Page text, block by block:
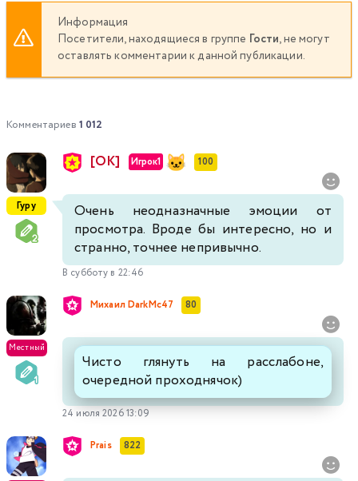
Информация
Посетители, находящиеся в группе Гости, не могут
оставлять комментарии к данной публикации.
Комментариев 1 012
Гуру
[ОК] Игрок1 100
Очень неодназначные эмоции от
просмотра. Вроде бы интересно, но и
странно, точнее непривычно.
В субботу в 22:46
Местный
Михаил DarkMc47 80
Чисто глянуть на расслабоне,
очередной проходнячок)
24 июля 2026 13:09
Prais 822